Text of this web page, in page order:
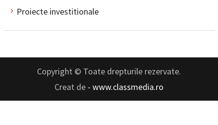
Proiecte investitionale
Copyright © Toate drepturile rezervate.
Creat de - www.classmedia.ro